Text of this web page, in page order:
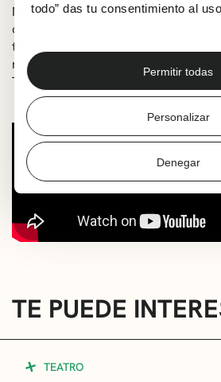
todo” das tu consentimiento al
Permitir todas
Personalizar
Denegar
No queremos ser europeas es una
cultura clásica griega para hablar
todos los tiempos. Un elenco de
máxima clara: “Somos mujeres de
Troya y de las mujeres que quedan
TE PUEDE
TEATRO